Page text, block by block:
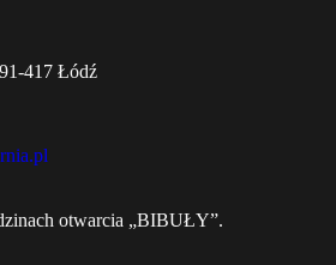
417 Łódź
otwarcia „BIBUŁY”.